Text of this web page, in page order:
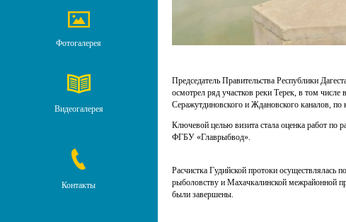
Фотогалерея
Видеогалерея
Контакты
Председатель Правительства Республики
осмотрел ряд участков реки Терек, в том числе
Серажутдиновского и Ждановского каналов,
Ключевой целью визита стала оценка работ по
ФГБУ «Главрыбвод».
Расчистка Гудийской протоки осуществлялась
рыболовству и Махачкалинской межрайонной
были завершены.